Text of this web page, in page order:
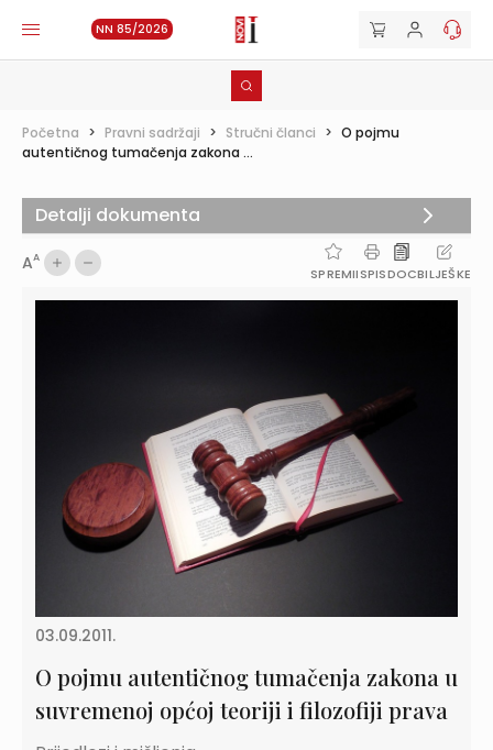
NN 85/2026
Početna > Pravni sadržaji > Stručni članci > O pojmu
autentičnog tumačenja zakona ...
AA
SPREMIISPISDOCBILJEŠKE
03.09.2011.
O pojmu autentičnog tumačenja zakona u
suvremenoj općoj teoriji i filozofiji prava
Detalji dokumenta